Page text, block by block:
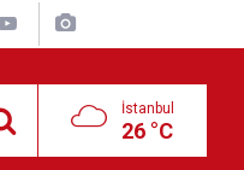
İstanbul
26 °C